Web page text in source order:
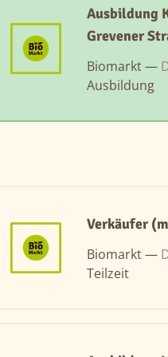
Ausbildung
Grevener
Biomarkt —
Ausbildung
Verkäufer
Biomarkt —
Teilzeit